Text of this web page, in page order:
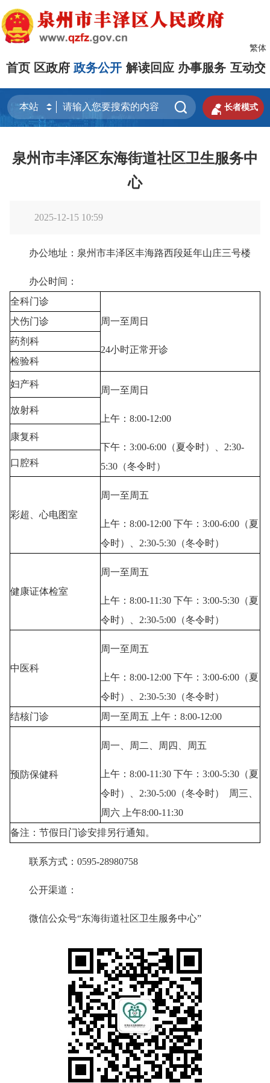
繁体
首页 区政府 政务公开 解读回应 办事服务 互动交
  长者模式
泉州市丰泽区东海街道社区卫生服务中
心
2025-12-15 10:59
办公地址：泉州市丰泽区丰海路西段延年山庄三号楼
办公时间：
全科门诊
周一至周日
24小时正常开诊
犬伤门诊
药剂科
检验科
妇产科
周一至周日
上午：8:00-12:00
下午：3:00-6:00（夏令时）、2:30-
5:30（冬令时）
放射科
康复科
口腔科
彩超、心电图室
周一至周五
上午：8:00-12:00 下午：3:00-6:00（夏
令时）、2:30-5:30（冬令时）
健康证体检室
周一至周五
上午：8:00-11:30 下午：3:00-5:30（夏
令时）、2:30-5:00（冬令时）
中医科
周一至周五
上午：8:00-12:00 下午：3:00-6:00（夏
令时）、2:30-5:30（冬令时）
结核门诊
周一至周五 上午：8:00-12:00
预防保健科
周一、周二、周四、周五
上午：8:00-11:30 下午：3:00-5:30（夏
令时）、2:30-5:00（冬令时） 周三、
周六 上午8:00-11:30
备注：节假日门诊安排另行通知。
联系方式：0595-28980758
公开渠道：
微信公众号“东海街道社区卫生服务中心”